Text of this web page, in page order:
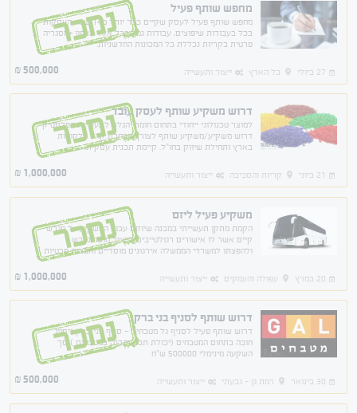
מחפש שותף פעיל
מחפש שותף פעיל לעסק שקיים כבר יותר מ14 שנה. העסקות
בכל בעבודות שיפוצים, עבודות גמר בכל אזור הצפון +מסגריה
פרטית בקריות נכללת כל המכונות החדשניות.נמכר
27 ביולי כל הארץ ייצור ותעשייה 500,000
₪
דרוש משקיע שותף לעסק עובד
למוצר טכנולוגי ייחודי בתחום חומרי הגלם לתעשיית הפלסטיק
דרוש משקיע/משקיע שותף לצורך הרחבת קהל הלקוחות
בארץ ותחילת שיווק בחו"ל. קיימת תכנית עסקית.נמכר
21 ביוני קריות והסביבה ייצור ותעשייה 1,000,000
₪
משקיע פעיל ליזם
הקמת מתקן תעשייתי במבנה שיוקם עבור המשקיע על מגרש
קיים אשר לו אישורים רגולטייבים לייצור מוצר נרכש
ולהפצתו למשרדי הממשלה אירגונים מוסדיים וחברות פרטיות
נמכר
20 במרץ עפולה והעמקים ייצור ותעשייה 1,000,000
₪
דרוש שותף לסניף בני ברק
דרוש שותף פעיל לסניף גל מטבחים - סניף בני ברק ניסוין
חובה בתחום המטבחים (יכולת תכנן והבנה במטבחים ) סך
השקעה מינימלי 500000 ש"ח
נמכר
30 בינואר רמת גן - גבעתי ייצור ותעשייה 500,000
₪